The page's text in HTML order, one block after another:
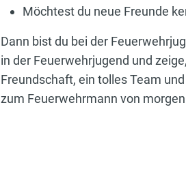
Möchtest du neue Freunde
Dann bist du bei der
in der Feuerwehrjugend und
Freundschaft, ein tolles Team
zum Feuerwehrmann von